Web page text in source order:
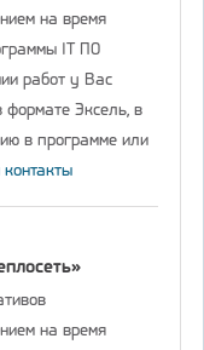
на время
IT ПО
работ у Вас
Эксель, в
в программе или
на время